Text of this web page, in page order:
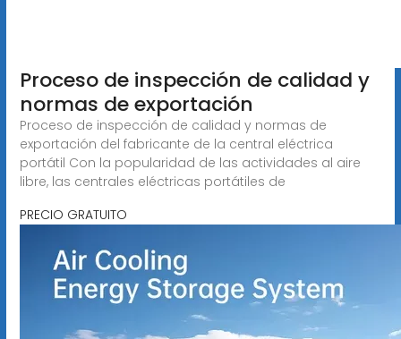
Proceso de inspección de calidad y
normas de exportación
Proceso de inspección de calidad y normas de
exportación del fabricante de la central eléctrica
portátil Con la popularidad de las actividades al aire
libre, las centrales eléctricas portátiles de
PRECIO GRATUITO